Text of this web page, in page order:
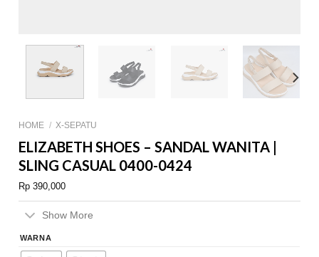
HOME / X-SEPATU
ELIZABETH SHOES – SANDAL WANITA |
SLING CASUAL 0400-0424
Rp 390,000
Show More
WARNA